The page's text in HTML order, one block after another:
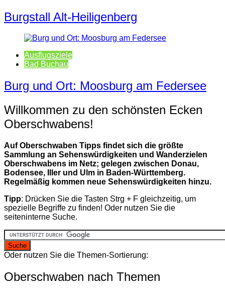
Burgstall Alt-Heiligenberg
Ausflugsziele
Bad Buchau
Burg und Ort: Moosburg am Federsee
Willkommen zu den schönsten Ecken
Oberschwabens!
Auf Oberschwaben Tipps findet sich die größte
Sammlung an Sehenswürdigkeiten und Wanderzielen
Oberschwabens im Netz; gelegen zwischen Donau,
Bodensee, Iller und Ulm in Baden-Württemberg.
Regelmäßig kommen neue Sehenswürdigkeiten hinzu.
Tipp: Drücken Sie die Tasten Strg + F gleichzeitig, um
spezielle Begriffe zu finden! Oder nutzen Sie die
seiteninterne Suche.
Oder nutzen Sie die Themen-Sortierung:
Oberschwaben nach Themen